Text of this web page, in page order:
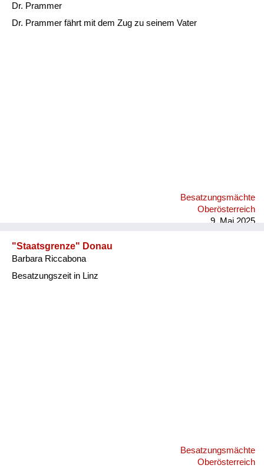
Dr. Prammer
Dr. Prammer fährt mit dem Zug zu seinem Vater
Besatzungsmächte
Oberösterreich
9. Mai 2025
"Staatsgrenze" Donau
Barbara Riccabona
Besatzungszeit in Linz
Besatzungsmächte
Oberösterreich